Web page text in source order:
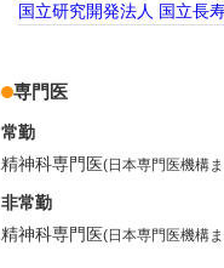
国立研究開発法人 国立長
専門医
常勤
精神科専門医(日本専門医機構
非常勤
精神科専門医(日本専門医機構